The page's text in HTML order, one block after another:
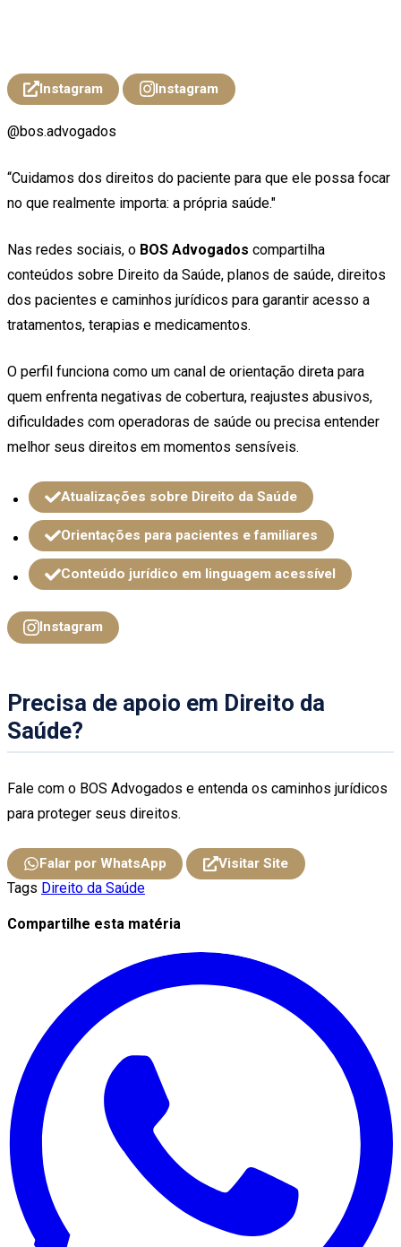
Instagram Instagram
@bos.advogados
“Cuidamos dos direitos do paciente para que ele possa focar
no que realmente importa: a própria saúde."
Nas redes sociais, o BOS Advogados compartilha
conteúdos sobre Direito da Saúde, planos de saúde, direitos
dos pacientes e caminhos jurídicos para garantir acesso a
tratamentos, terapias e medicamentos.
O perfil funciona como um canal de orientação direta para
quem enfrenta negativas de cobertura, reajustes abusivos,
dificuldades com operadoras de saúde ou precisa entender
melhor seus direitos em momentos sensíveis.
Atualizações sobre Direito da Saúde
Orientações para pacientes e familiares
Conteúdo jurídico em linguagem acessível
Instagram
Precisa de apoio em Direito da
Saúde?
Fale com o BOS Advogados e entenda os caminhos jurídicos
para proteger seus direitos.
Falar por WhatsApp Visitar Site
Tags Direito da Saúde
Compartilhe esta matéria